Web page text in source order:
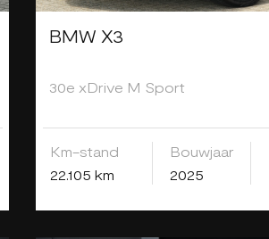
BMW X3
30e xDrive M Sport
Km-stand
22.105 km
Bouwjaar
2025